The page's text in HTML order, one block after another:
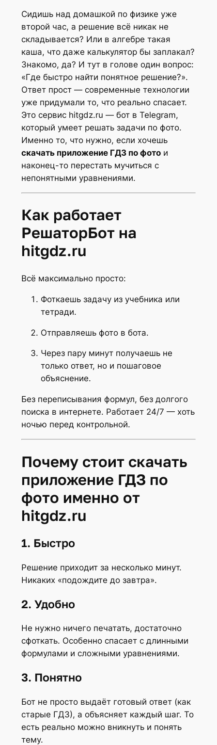
Сидишь над домашкой по физике уже
второй час, а решение всё никак не
складывается? Или в алгебре такая
каша, что даже калькулятор бы заплакал?
Знакомо, да? И тут в голове один вопрос:
«Где быстро найти понятное решение?».
Ответ прост — современные технологии
уже придумали то, что реально спасает.
Это сервис hitgdz.ru — бот в Telegram,
который умеет решать задачи по фото.
Именно то, что нужно, если хочешь
скачать приложение ГДЗ по фотои
наконец-то перестать мучиться с
непонятными уравнениями.
Как работает
РешаторБот на
hitgdz.ru
Всё максимально просто:
Фоткаешь задачу из учебника или
тетради.
Отправляешь фото в бота.
Через пару минут получаешь не
только ответ, но и пошаговое
объяснение.
Без переписывания формул, без долгого
поиска в интернете. Работает 24/7 — хоть
ночью перед контрольной.
Почему стоит скачать
приложение ГДЗ по
фото именно от
hitgdz.ru
1. Быстро
Решение приходит за несколько минут.
Никаких «подождите до завтра».
2. Удобно
Не нужно ничего печатать, достаточно
сфоткать. Особенно спасает с длинными
формулами и сложными уравнениями.
3. Понятно
Бот не просто выдаёт готовый ответ (как
старые ГДЗ), а объясняет каждый шаг. То
есть реально можно вникнуть и понять
тему.